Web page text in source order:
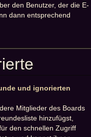
den Benutzer, der die E-
dann entsprechend
und ignorierten
Mitglieder des Boards
hinzufügst,
den schnellen Zugriff